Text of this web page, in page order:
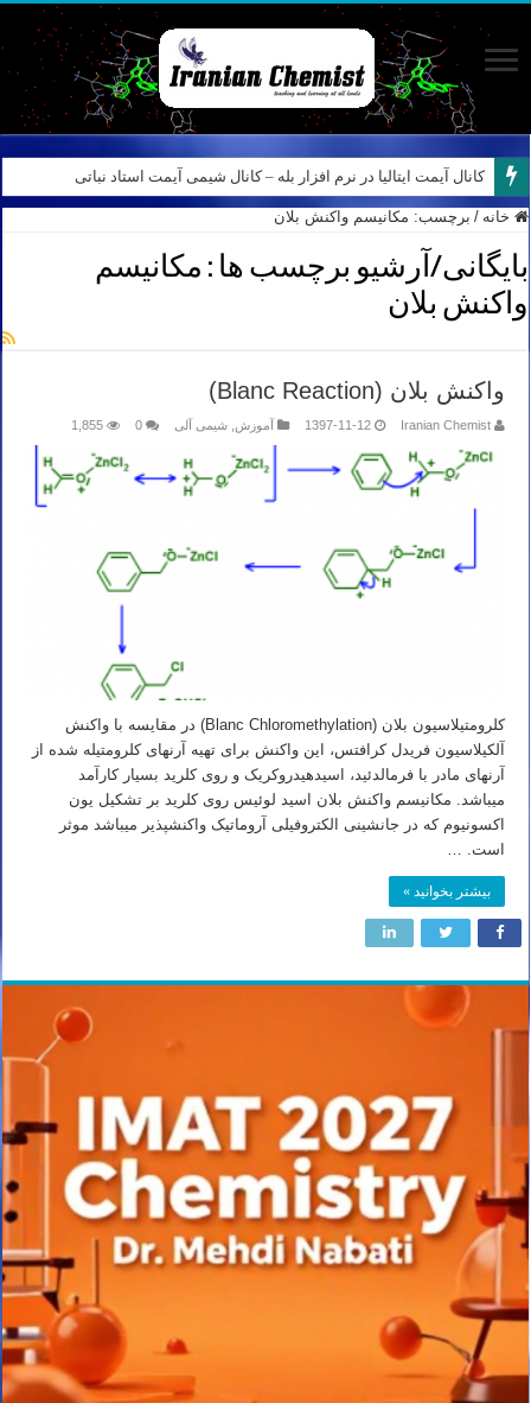
کانال آیمت ایتالیا در نرم افزار بله – کانال شیمی آیمت استاد نباتی
خانه / برچسب: مکانیسم واکنش بلان
بایگانی/آرشیو برچسب ها : مکانیسم
واکنش بلان
واکنش بلان (Blanc Reaction)
Iranian Chemist
1397-11-12 آموزش شیمی آلی 0
1,855
کلرومتیلاسیون بلان (Blanc Chloromethylation) در مقایسه با واکنش
آلکیلاسیون فریدل کرافتس، این واکنش برای تهیه آرنهای کلرومتیله شده از
آرنهای مادر با فرمالدئید، اسیدهیدروکریک و روی کلرید بسیار کارآمد
میباشد. مکانیسم واکنش بلان اسید لوئیس روی کلرید بر تشکیل یون
اکسونیوم که در جانشینی الکتروفیلی آروماتیک واکنشپذیر میباشد موثر
است. …
بیشتر بخوانید »